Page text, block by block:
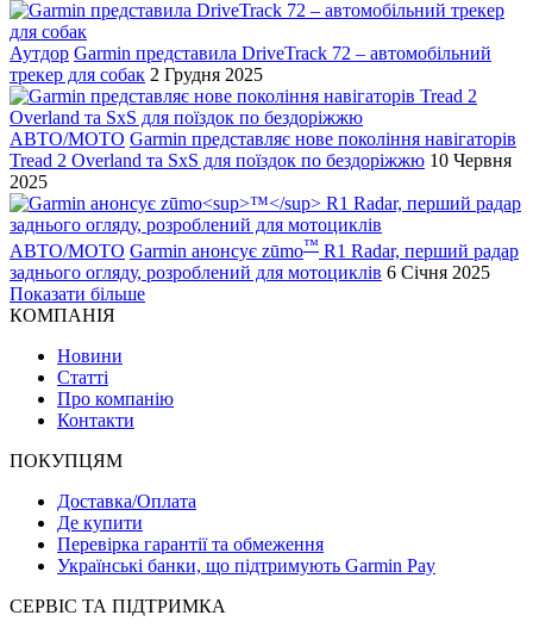
Аутдор Garmin представила DriveTrack 72 – автомобільний
трекер для собак 2 Грудня 2025
АВТО/МОТО Garmin представляє нове покоління навігаторів
Tread 2 Overland та SxS для поїздок по бездоріжжю 10 Червня
2025
АВТО/МОТО Garmin анонсує zūmo™ R1 Radar, перший радар
заднього огляду, розроблений для мотоциклів 6 Січня 2025
Показати більше
КОМПАНІЯ
Новини
Статті
Про компанію
Контакти
ПОКУПЦЯМ
Доставка/Оплата
Де купити
Перевірка гарантії та обмеження
Українські банки, що підтримують Garmin Pay
СЕРВІС ТА ПІДТРИМКА